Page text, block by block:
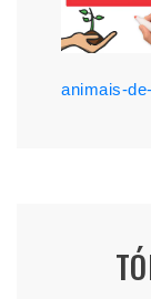
animais-